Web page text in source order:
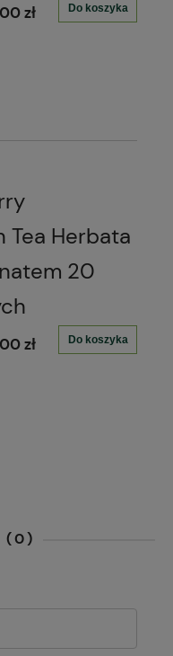
zł Do koszyka
Tea Herbata
20
zł Do koszyka
(0)